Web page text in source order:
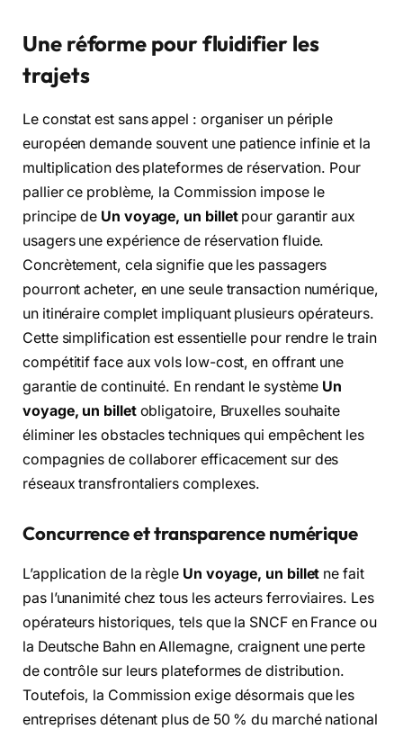
Une réforme pour fluidifier les
trajets
Le constat est sans appel : organiser un périple
européen demande souvent une patience infinie et la
multiplication des plateformes de réservation. Pour
pallier ce problème, la Commission impose le
principe de Un voyage, un billetpour garantir aux
usagers une expérience de réservation fluide.
Concrètement, cela signifie que les passagers
pourront acheter, en une seule transaction numérique,
un itinéraire complet impliquant plusieurs opérateurs.
Cette simplification est essentielle pour rendre le train
compétitif face aux vols low-cost, en offrant une
garantie de continuité. En rendant le système Un
voyage, un billetobligatoire, Bruxelles souhaite
éliminer les obstacles techniques qui empêchent les
compagnies de collaborer efficacement sur des
réseaux transfrontaliers complexes.
Concurrence et transparence numérique
L’application de la règle Un voyage, un billet ne fait
pas l’unanimité chez tous les acteurs ferroviaires. Les
opérateurs historiques, tels que la SNCF en France ou
la Deutsche Bahn en Allemagne, craignent une perte
de contrôle sur leurs plateformes de distribution.
Toutefois, la Commission exige désormais que les
entreprises détenant plus de 50 % du marché national